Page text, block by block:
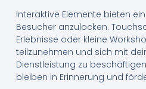
Interaktive Elemente bieten
Besucher anzulocken.
Erlebnisse oder kleine
teilzunehmen und sich mit
Dienstleistung zu
bleiben in Erinnerung und